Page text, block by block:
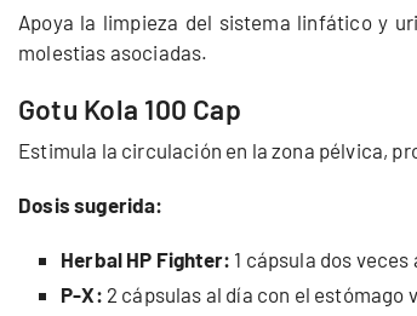
Apoya la limpieza del sistema linfático y
molestias asociadas.
Gotu Kola 100 Cap
Estimula la circulación en la zona pélvica,
Dosis sugerida:
Herbal HP Fighter: 1 cápsula dos veces
P-X: 2 cápsulas al día con el estómago